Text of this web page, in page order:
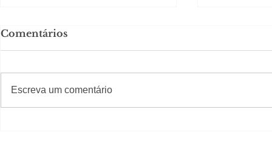
Comentários
Escreva um comentário
#Sugestões